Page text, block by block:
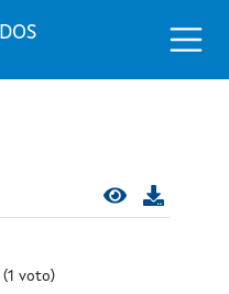
(1 voto)